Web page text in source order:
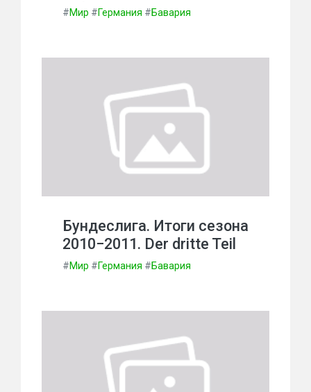
#Мир #Германия #Бавария
Бундеслига. Итоги сезона
2010−2011. Der dritte Teil
#Мир #Германия #Бавария